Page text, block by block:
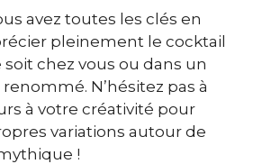
avez toutes les clés en
pleinement le cocktail
soit chez vous ou dans un
N’hésitez pas à
à votre créativité pour
variations autour de
!